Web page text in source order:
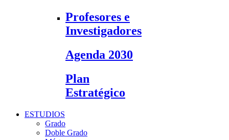
Profesores e
Investigadores
Agenda 2030
Plan
Estratégico
ESTUDIOS
Grado
Doble Grado